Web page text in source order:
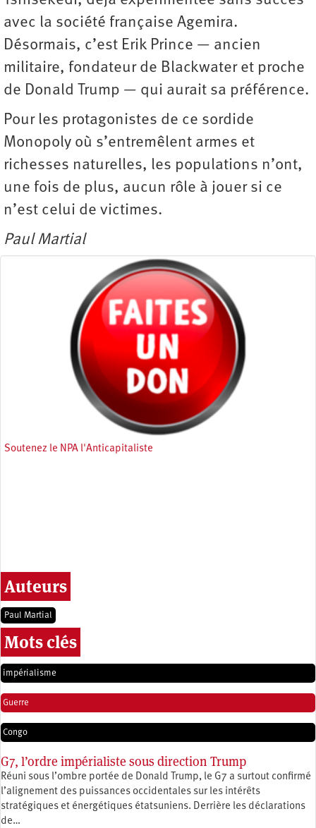
avec la société française Agemira.
Désormais, c’est Erik Prince — ancien
militaire, fondateur de Blackwater et proche
de Donald Trump — qui aurait sa préférence.
Pour les protagonistes de ce sordide
Monopoly où s’entremêlent armes et
richesses naturelles, les populations n’ont,
une fois de plus, aucun rôle à jouer si ce
n’est celui de victimes.
Paul Martial
Soutenez le NPA l'Anticapitaliste
Auteurs
Paul Martial
Mots clés
impérialisme
Guerre
Congo
G7, l’ordre impérialiste sous direction Trump
Réuni sous l’ombre portée de Donald Trump, le G7 a surtout confirmé
l’alignement des puissances occidentales sur les intérêts
stratégiques et énergétiques étatsuniens. Derrière les déclarations
de…